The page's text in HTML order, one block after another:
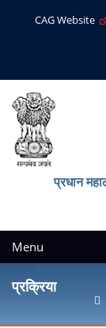
CAG Website
प्रधान
Menu
प्रक्रिया